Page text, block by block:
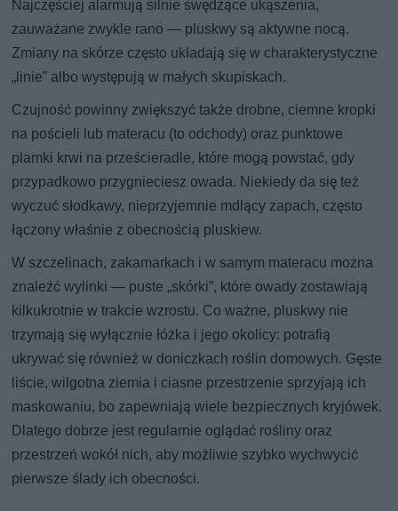
Najczęściej alarmują silnie swędzące ukąszenia,
zauważane zwykle rano — pluskwy są aktywne nocą.
Zmiany na skórze często układają się w charakterystyczne
„linie” albo występują w małych skupiskach.
Czujność powinny zwiększyć także drobne, ciemne kropki
na pościeli lub materacu (to odchody) oraz punktowe
plamki krwi na prześcieradle, które mogą powstać, gdy
przypadkowo przygnieciesz owada. Niekiedy da się też
wyczuć słodkawy, nieprzyjemnie mdlący zapach, często
łączony właśnie z obecnością pluskiew.
W szczelinach, zakamarkach i w samym materacu można
znaleźć wylinki — puste „skórki”, które owady zostawiają
kilkukrotnie w trakcie wzrostu. Co ważne, pluskwy nie
trzymają się wyłącznie łóżka i jego okolicy: potrafią
ukrywać się również w doniczkach roślin domowych. Gęste
liście, wilgotna ziemia i ciasne przestrzenie sprzyjają ich
maskowaniu, bo zapewniają wiele bezpiecznych kryjówek.
Dlatego dobrze jest regularnie oglądać rośliny oraz
przestrzeń wokół nich, aby możliwie szybko wychwycić
pierwsze ślady ich obecności.